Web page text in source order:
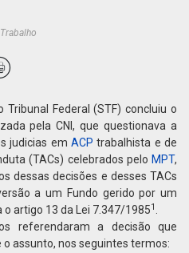
Federal (STF) concluiu o
pela CNI, que questionava a
judicias em ACP trabalhista e de
(TACs) celebrados pelo MPT,
dessas decisões e desses TACs
a um Fundo gerido por um
artigo 13 da Lei 7.347/19851 .
referendaram a decisão que
assunto, nos seguintes termos: